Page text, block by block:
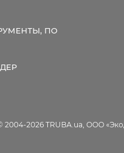
ПО
2004-2026 TRUBA.ua, ООО